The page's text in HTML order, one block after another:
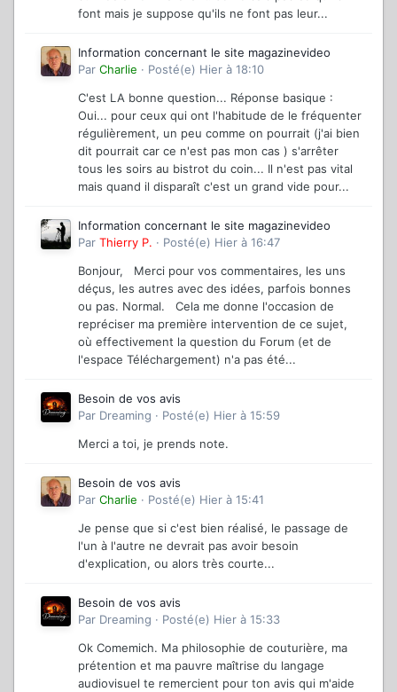
font mais je suppose qu'ils ne font pas leur...
Information concernant le site magazinevideo
Par Charlie · Posté(e) Hier à 18:10
C'est LA bonne question... Réponse basique :
Oui... pour ceux qui ont l'habitude de le fréquenter
régulièrement, un peu comme on pourrait (j'ai bien
dit pourrait car ce n'est pas mon cas ) s'arrêter
tous les soirs au bistrot du coin... Il n'est pas vital
mais quand il disparaît c'est un grand vide pour...
Information concernant le site magazinevideo
Par Thierry P. · Posté(e) Hier à 16:47
Bonjour, Merci pour vos commentaires, les uns
déçus, les autres avec des idées, parfois bonnes
ou pas. Normal. Cela me donne l'occasion de
repréciser ma première intervention de ce sujet,
où effectivement la question du Forum (et de
l'espace Téléchargement) n'a pas été...
Besoin de vos avis
Par Dreaming · Posté(e) Hier à 15:59
Merci a toi, je prends note.
Besoin de vos avis
Par Charlie · Posté(e) Hier à 15:41
Je pense que si c'est bien réalisé, le passage de
l'un à l'autre ne devrait pas avoir besoin
d'explication, ou alors très courte...
Besoin de vos avis
Par Dreaming · Posté(e) Hier à 15:33
Ok Comemich. Ma philosophie de couturière, ma
prétention et ma pauvre maîtrise du langage
audiovisuel te remercient pour ton avis qui m'aide